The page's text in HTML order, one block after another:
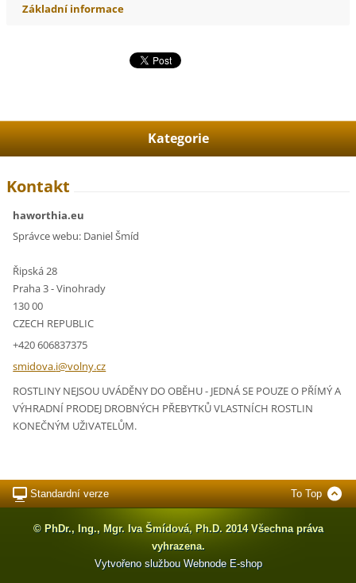
Základní informace
Kategorie
Kontakt
haworthia.eu
Správce webu: Daniel Šmíd
Řipská 28
Praha 3 - Vinohrady
130 00
CZECH REPUBLIC
+420 606837375
smidova.i@volny.cz
ROSTLINY NEJSOU UVÁDĚNY DO OBĚHU - JEDNÁ SE POUZE O PŘÍMÝ A
VÝHRADNÍ PRODEJ DROBNÝCH PŘEBYTKŮ VLASTNÍCH ROSTLIN
KONEČNÝM UŽIVATELŮM.
Standardní verze To Top
© PhDr., Ing., Mgr. Iva Šmídová, Ph.D. 2014 Všechna práva
vyhrazena.
Vytvořeno službou WebnodeE-shop